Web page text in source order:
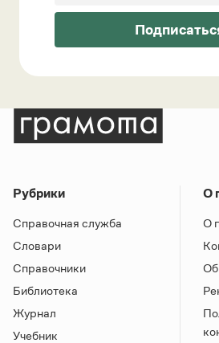
Рубрики
Справочная служба
Словари
Справочники
Библиотека
Журнал
Учебник
О
О